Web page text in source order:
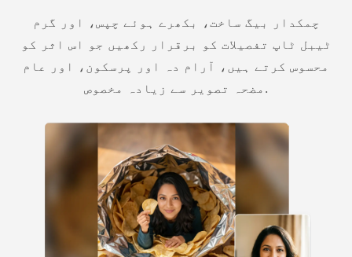
چمکدار بیگ ساخت، بکھرے ہوئے چپس، اور گرم
ٹیبل ٹاپ تفصیلات کو برقرار رکھیں جو اس اثر کو
محسوس کرتے ہیں، آرام دہ اور پرسکون، اور عام
مضحہ تصویر سے زیادہ مخصوص.